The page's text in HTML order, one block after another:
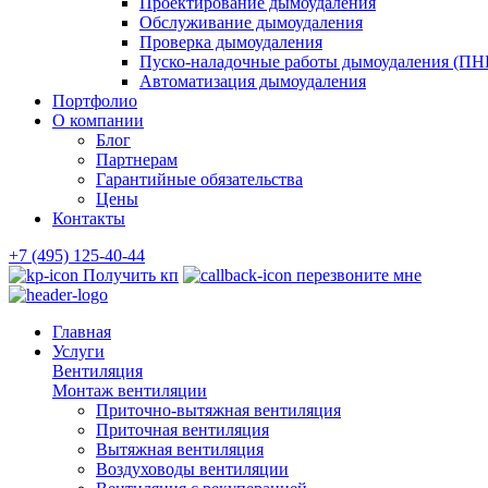
Обслуживание дымоудаления
Проверка дымоудаления
Пуско-наладочные работы дымоудаления
Автоматизация дымоудаления
Портфолио
О компании
Блог
Партнерам
Гарантийные обязательства
Цены
Контакты
+7 (495) 125-40-44
Получить кп
перезвоните мне
Главная
Услуги
Вентиляция
Монтаж вентиляции
Приточно-вытяжная вентиляция
Приточная вентиляция
Вытяжная вентиляция
Воздуховоды вентиляции